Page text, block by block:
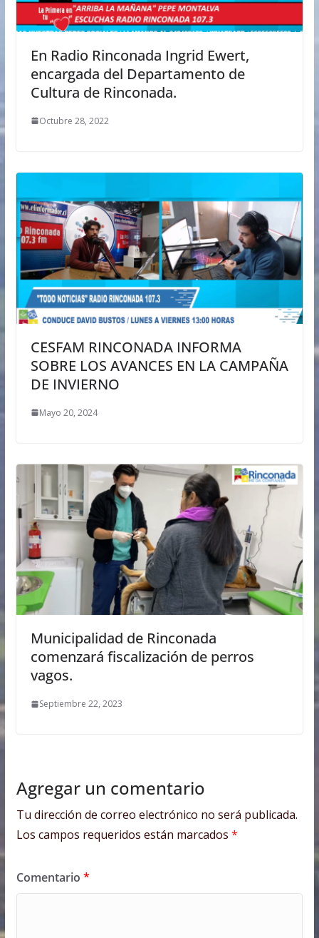
En Radio Rinconada Ingrid Ewert,
encargada del Departamento de
Cultura de Rinconada.
Octubre 28, 2022
CESFAM RINCONADA INFORMA
SOBRE LOS AVANCES EN LA CAMPAÑA
DE INVIERNO
Mayo 20, 2024
Municipalidad de Rinconada
comenzará fiscalización de perros
vagos.
Septiembre 22, 2023
Agregar un comentario
Tu dirección de correo electrónico no será publicada.
Los campos requeridos están marcados *
Comentario *